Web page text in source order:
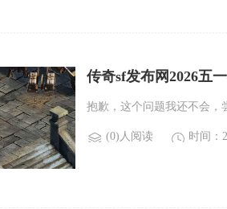
传奇sf发布网2026五
抱歉，这个问题我还不会，
(0)人阅读 时间：